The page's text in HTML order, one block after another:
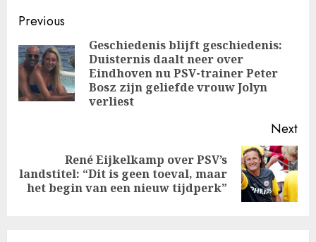
Post
navigation
Previous
Geschiedenis blijft geschiedenis:
Duisternis daalt neer over
Eindhoven nu PSV-trainer Peter
Bosz zijn geliefde vrouw Jolyn
verliest
Next
Next
post:
René Eijkelkamp over PSV’s
landstitel: “Dit is geen toeval, maar
het begin van een nieuw tijdperk”